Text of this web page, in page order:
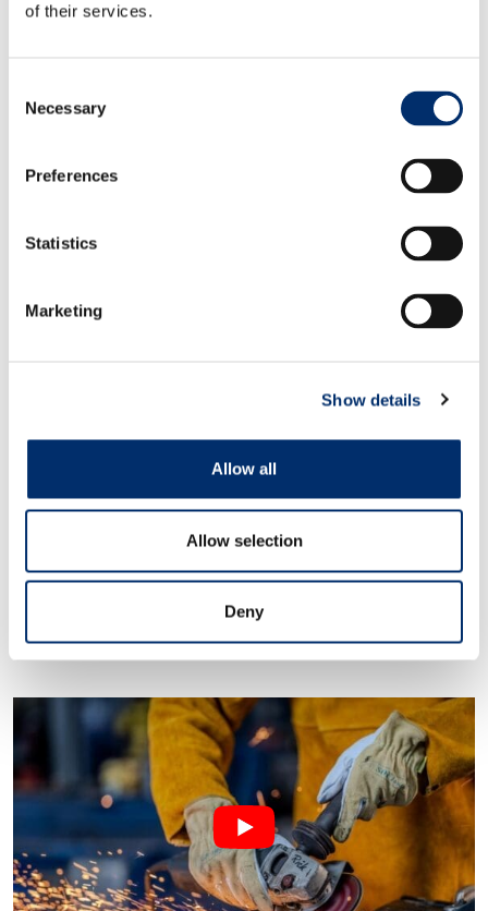
of their services.
Selection
Necessary
Preferences
Statistics
Marketing
Show details
Allow all
Allow selection
Deny
Größen
XL
XXXL
Angebot anfordern
Möchten Sie direkt kaufen? Finden Sie die Verkaufsstelle
Lederdicke minimal 1 mm
KEVLAR®3 ply